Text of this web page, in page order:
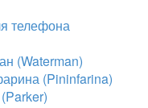
телефона
(Waterman)
(Pininfarina)